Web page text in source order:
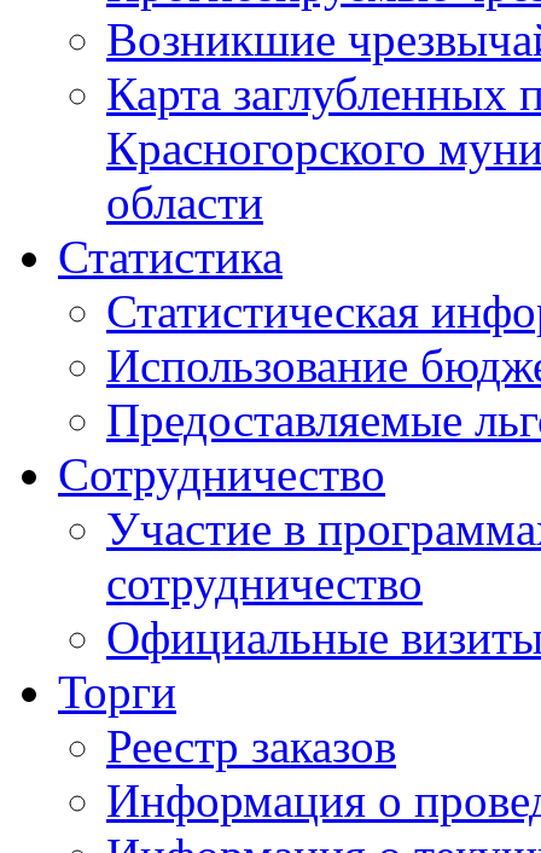
Возникшие
Карта
Красногорского
области
Статистика
Статистическая
Использование
Предоставляемые
Сотрудничество
Участие в
сотрудничество
Официальные
Торги
Реестр заказов
Информация о